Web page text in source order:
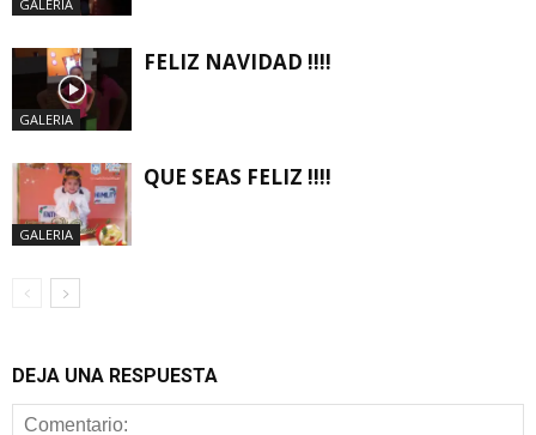
GALERIA
GALERIA
FELIZ NAVIDAD !!!!
GALERIA
QUE SEAS FELIZ !!!!
DEJA UNA RESPUESTA